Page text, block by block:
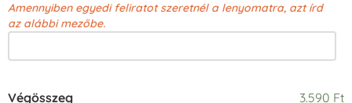
Amennyiben egyedi feliratot szeretnél a lenyomatra, azt írd
az alábbi mezőbe.
Végösszeg 3.590 Ft